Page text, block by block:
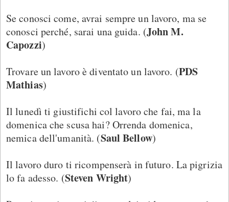
Se conosci come, avrai sempre un lavoro, ma se
conosci perché, sarai una guida. (John M.
Capozzi)
Trovare un lavoro è diventato un lavoro. (PDS
Mathias)
Il lunedì ti giustifichi col lavoro che fai, ma la
domenica che scusa hai? Orrenda domenica,
nemica dell'umanità. (Saul Bellow)
Il lavoro duro ti ricompenserà in futuro. La pigrizia
lo fa adesso. (Steven Wright)